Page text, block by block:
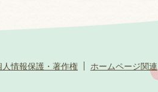
人情報保護・著作権 ホームページ関連